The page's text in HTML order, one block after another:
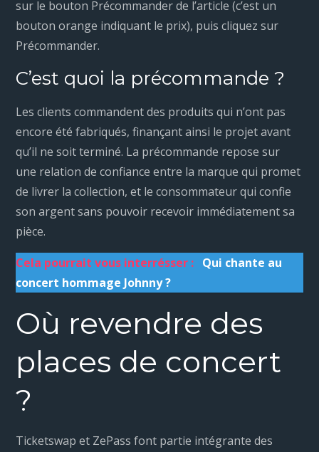
sur le bouton Précommander de l’article (c’est un
bouton orange indiquant le prix), puis cliquez sur
Précommander.
C’est quoi la précommande ?
Les clients commandent des produits qui n’ont pas
encore été fabriqués, finançant ainsi le projet avant
qu’il ne soit terminé. La précommande repose sur
une relation de confiance entre la marque qui promet
de livrer la collection, et le consommateur qui confie
son argent sans pouvoir recevoir immédiatement sa
pièce.
Cela pourrait vous interrésser : Qui chante au
concert hommage Johnny ?
Où revendre des
places de concert
?
Ticketswap et ZePass font partie intégrante des